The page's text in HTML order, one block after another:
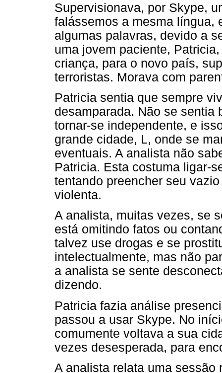
Supervisionava, por Skype,
falássemos a mesma língua,
algumas palavras, devido a
uma jovem paciente,
criança, para o novo país,
terroristas. Morava com
Patricia sentia que sempre
desamparada. Não se sentia
tornar-se independente, e
grande cidade, L, onde se
eventuais. A analista não
Patricia. Esta costuma ligar-
tentando preencher seu
violenta.
A analista, muitas vezes, se
está omitindo fatos ou
talvez use drogas e se
intelectualmente, mas não
a analista se sente
dizendo.
Patricia fazia análise
passou a usar Skype. No
comumente voltava a sua
vezes desesperada, para
A analista relata uma sessão